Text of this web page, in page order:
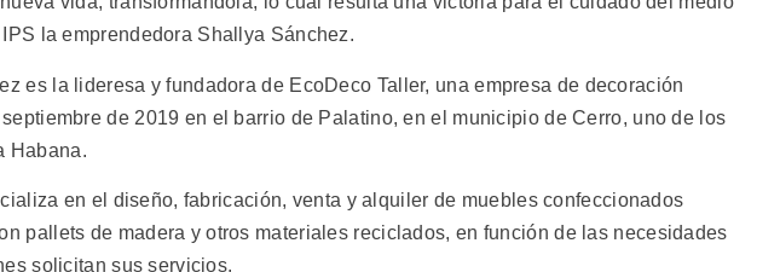
la emprendedora Shallya Sánchez.
es la lideresa y fundadora de EcoDeco Taller, una empresa de decoración
de 2019 en el barrio de Palatino, en el municipio de Cerro, uno de los
Habana.
en el diseño, fabricación, venta y alquiler de muebles confeccionados
pallets de madera y otros materiales reciclados, en función de las necesidades
solicitan sus servicios.